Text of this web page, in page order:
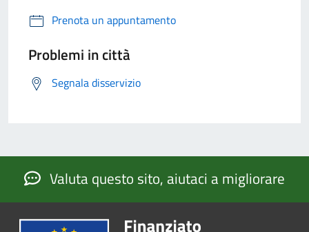
Prenota un appuntamento
Problemi in città
Segnala disservizio
Valuta questo sito, aiutaci a migliorare